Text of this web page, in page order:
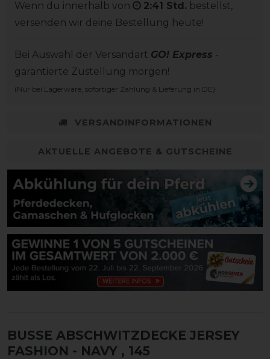
Wenn du innerhalb von 2:41 Std. bestellst,
versenden wir deine Bestellung heute!
Bei Auswahl der Versandart GO! Express -
garantierte Zustellung morgen!
(Nur bei Lagerware, sofortiger Zahlung & Lieferung in DE)
VERSANDINFORMATIONEN
AKTUELLE ANGEBOTE & GUTSCHEINE
BUSSE ABSCHWITZDECKE JERSEY
FASHION - NAVY , 145